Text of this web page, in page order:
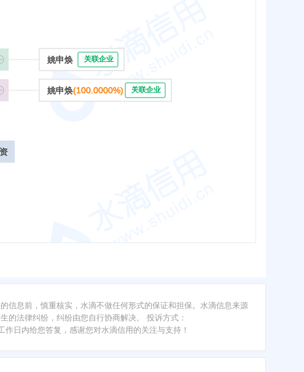
姚申焕 关联企业
姚申焕(100.0000%) 关联企业
信息前，慎重核实，水滴不做任何形式的保证和担保。水滴信息来源
的法律纠纷，纠纷由您自行协商解决。 投诉方式：
日内给您答复，感谢您对水滴信用的关注与支持！